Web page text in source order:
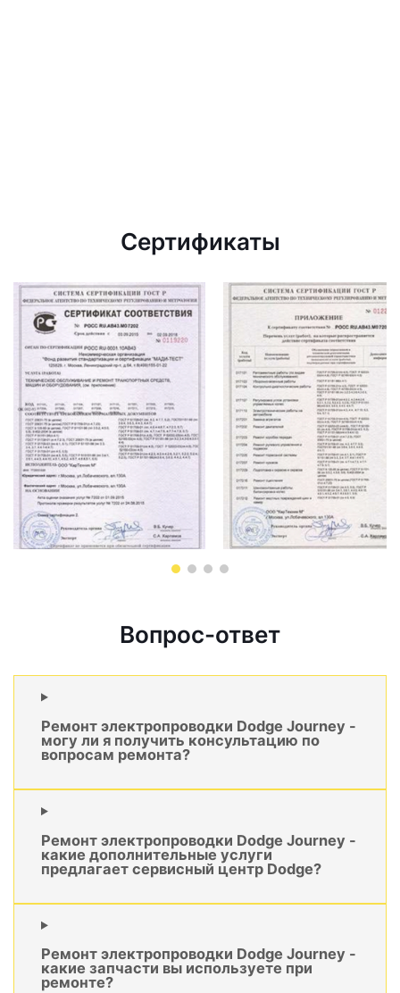
Сертификаты
Вопрос-ответ
Ремонт электропроводки Dodge Journey -
могу ли я получить консультацию по
вопросам ремонта?
Ремонт электропроводки Dodge Journey -
какие дополнительные услуги
предлагает сервисный центр Dodge?
Ремонт электропроводки Dodge Journey -
какие запчасти вы используете при
ремонте?